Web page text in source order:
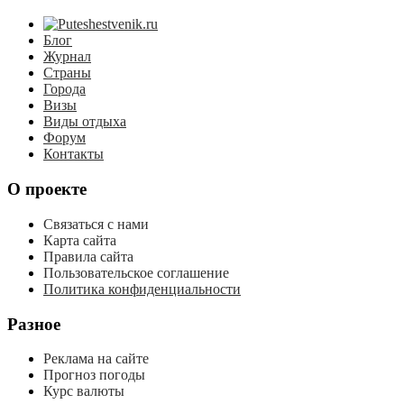
Блог
Журнал
Страны
Города
Визы
Виды отдыха
Форум
Контакты
О проекте
Связаться с нами
Карта сайта
Правила сайта
Пользовательское соглашение
Политика конфиденциальности
Разное
Реклама на сайте
Прогноз погоды
Курс валюты